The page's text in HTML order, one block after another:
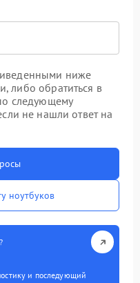
ниже
либо обратиться в
следующему
не нашли ответ на
ноутбуков
и последующий